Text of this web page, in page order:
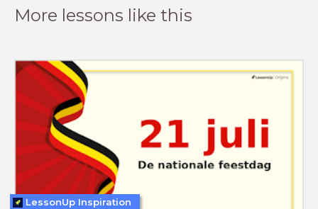
More lessons like this
LessonUp Inspiration